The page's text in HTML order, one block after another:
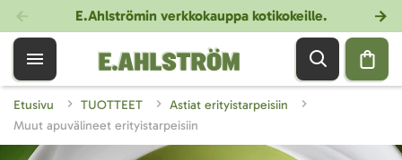
E.Ahlströmin verkkokauppa kotikokeille.
Etusivu TUOTTEET
Astiat erityistarpeisiin
Muut apuvälineet erityistarpeisiin